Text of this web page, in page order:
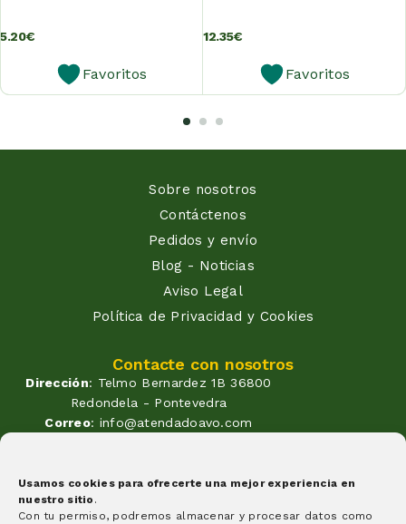
Usamos cookies para ofrecerte una mejor experiencia en
nuestro sitio .
Con tu permiso, podremos almacenar y procesar datos como
5.20€
Favoritos
12.35€
Favoritos
Sobre nosotros
Contáctenos
Pedidos y envío
Blog - Noticias
Aviso Legal
Política de Privacidad y Cookies
Contacte con nosotros
Dirección: Telmo Bernardez 1B 36800
Redondela - Pontevedra
Correo: info@atendadoavo.com
Horario: Lunes a Viernes de
09:30 a 14:00 y de 17:00 a 20:00